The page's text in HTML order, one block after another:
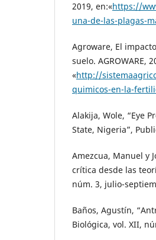
2019, en:«https://
una-de-las-plagas-
Agroware, El
suelo. AGROWARE,
«http://
quimicos-en-la-
Alakija, Wole, “Eye
State, Nigeria”,
Amezcua, Manuel y
crítica desde las
núm. 3, julio-
Baños, Agustín,
Biológica, vol. XII,